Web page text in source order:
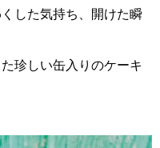
した気持ち、開けた瞬
珍しい缶入りのケーキ